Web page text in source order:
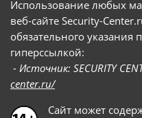
Использование любых
веб-сайте Security-
обязательного указания
гиперссылкой:
- Источник: SECURITY
center.ru/
Сайт может